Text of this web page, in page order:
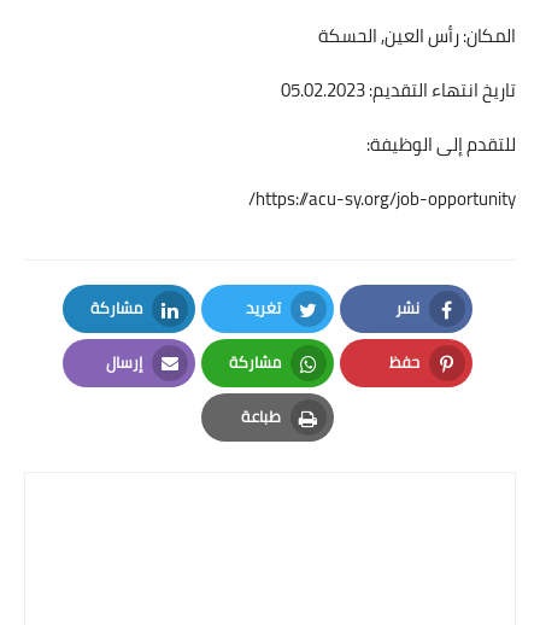
المكان: رأس العين, الحسكة
تاريخ انتهاء التقديم: 05.02.2023
للتقدم إلى الوظيفة:
https://acu-sy.org/job-opportunity/
نشر
Facebook
تغريد
Twitter
مشاركة
LinkedIn
حفظ
Pinterest
مشاركة
Whatsapp
إرسال
Email
طباعة
Print